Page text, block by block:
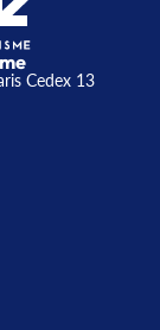
Cedex 13